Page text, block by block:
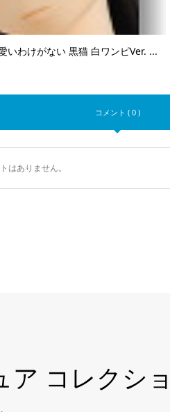
いわけがない 黒猫 白ワンピVer. ...
コメント ( 0 )
はありません。
ア コレクシ